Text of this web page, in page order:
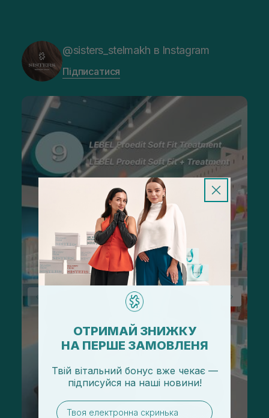
@sisters_stelmakh в Instagram
Підписатися
ОТРИМАЙ ЗНИЖКУ
НА ПЕРШЕ ЗАМОВЛЕНЯ
Твій вітальний бонус вже чекає —
підписуйся на наші новини!
email